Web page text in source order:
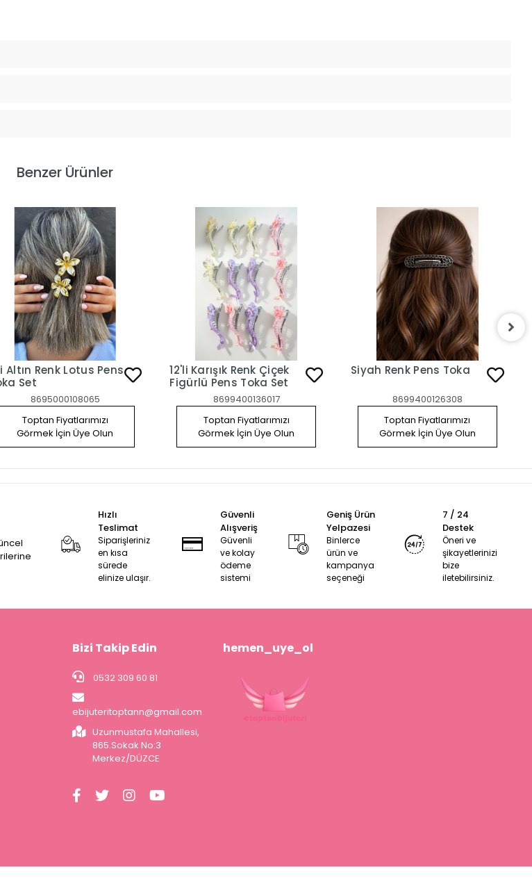
Benzer Ürünler
Altın Renk Lotus Pens
Set
8695000108065
Toptan Fiyatlarımızı
Görmek İçin Üye Olun
12'li Karışık Renk Çiçek
Figürlü Pens Toka Set
8699400136017
Toptan Fiyatlarımızı
Görmek İçin Üye Olun
Siyah Renk Pens Toka
8699400126308
Toptan Fiyatlarımızı
Görmek İçin Üye Olun
Hızlı
Teslimat
Siparişleriniz
en kısa
sürede
elinize ulaşır.
Güvenli
Alışveriş
Güvenli
ve kolay
ödeme
sistemi
Geniş Ürün
Yelpazesi
Binlerce
ürün ve
kampanya
seçeneği
7 / 24
Destek
Öneri ve
şikayetlerinizi
bize
iletebilirsiniz.
Bizi Takip Edin
0532 309 60 81
ebijuteritoptann@gmail.com
Uzunmustafa Mahallesi,
865.Sokak No:3
Merkez/DÜZCE
hemen_uye_ol